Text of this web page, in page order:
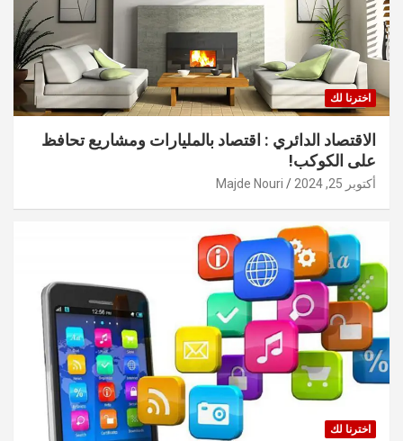
اخترنا لك
الاقتصاد الدائري : اقتصاد بالمليارات ومشاريع تحافظ
على الكوكب!
أكتوبر 25, 2024 Majde Nouri
اخترنا لك